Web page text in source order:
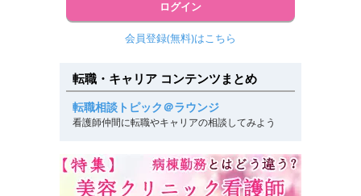
ログイン
会員登録(無料)はこちら
転職・キャリア コンテンツまとめ
転職相談トピック＠ラウンジ
看護師仲間に転職やキャリアの相談してみよう